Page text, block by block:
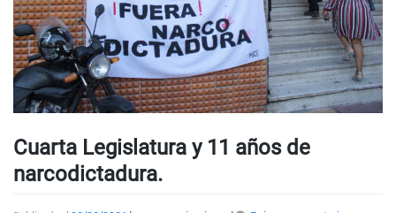
Cuarta Legislatura y 11 años de
narcodictadura.